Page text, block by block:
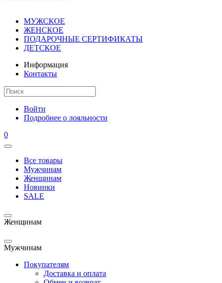
МУЖСКОЕ
ЖЕНСКОЕ
ПОДАРОЧНЫЕ СЕРТИФИКАТЫ
ДЕТСКОЕ
Информация
Контакты
Войти
Подробнее о лояльности
0
Все товары
Мужчинам
Женщинам
Новинки
SALE
Женщинам
Мужчинам
Покупателям
Доставка и оплата